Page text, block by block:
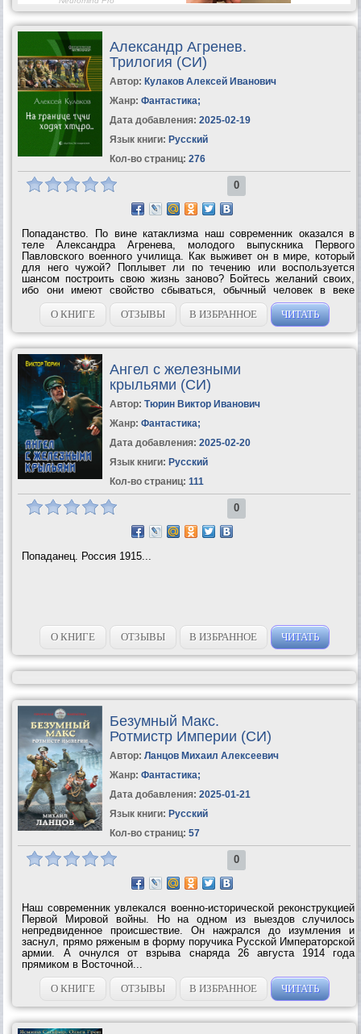
Александр Агренев.
Трилогия (СИ)
Автор: Кулаков Алексей Иванович
Жанр: Фантастика;
Дата добавления: 2025-02-19
Язык книги: Русский
Кол-во страниц: 276
0
Попаданство. По вине катаклизма наш современник оказался в
теле Александра Агренева, молодого выпускника Первого
Павловского военного училища. Как выживет он в мире, который
для него чужой? Поплывет ли по течению или воспользуется
шансом построить свою жизнь заново? Бойтесь желаний своих,
ибо они имеют свойство сбываться, обычный человек в веке
двадцать первом и ставший титулованным аристократом и
офицером пограничной...
О КНИГЕ ОТЗЫВЫ В ИЗБРАННОЕ ЧИТАТЬ
Ангел с железными
крыльями (СИ)
Автор: Тюрин Виктор Иванович
Жанр: Фантастика;
Дата добавления: 2025-02-20
Язык книги: Русский
Кол-во страниц: 111
0
Попаданец. Россия 1915...
О КНИГЕ ОТЗЫВЫ В ИЗБРАННОЕ ЧИТАТЬ
Безумный Макс.
Ротмистр Империи (СИ)
Автор: Ланцов Михаил Алексеевич
Жанр: Фантастика;
Дата добавления: 2025-01-21
Язык книги: Русский
Кол-во страниц: 57
0
Наш современник увлекался военно-исторической реконструкцией
Первой Мировой войны. Но на одном из выездов случилось
непредвиденное происшествие. Он нажрался до изумления и
заснул, прямо ряженым в форму поручика Русской Императорской
армии. А очнулся от взрыва снаряда 26 августа 1914 года
прямиком в Восточной...
О КНИГЕ
ОТЗЫВЫ В ИЗБРАННОЕ ЧИТАТЬ